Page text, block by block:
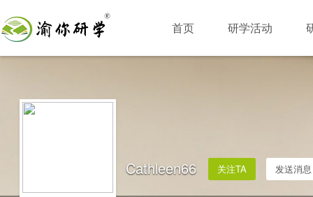
首页 研学活动
Cathleen66 关注TA 发送消息